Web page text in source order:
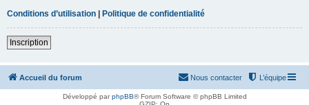
Conditions d’utilisation | Politique de confidentialité
Inscription
Accueil du forum L’équipe
Nous contacter
Développé parphpBB® Forum Software © phpBB Limited